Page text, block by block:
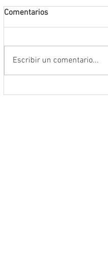
Comentarios
Escribir un comentario...